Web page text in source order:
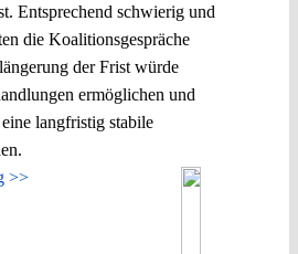
Entsprechend schwierig und
die Koalitionsgespräche
der Frist würde
ermöglichen und
langfristig stabile
>>